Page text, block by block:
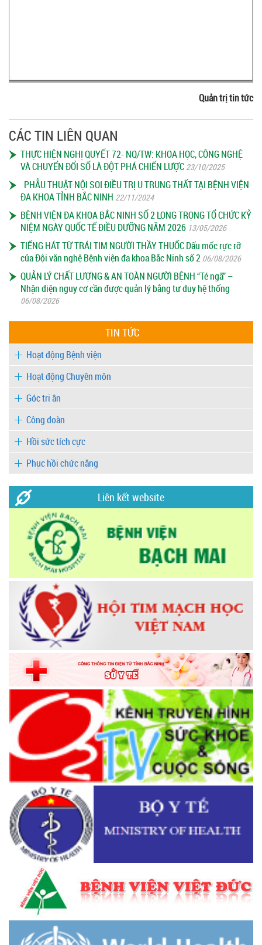
Quản trị tin tức
CÁC TIN LIÊN QUAN
THỰC HIỆN NGHỊ QUYẾT 72- NQ/TW: KHOA HỌC, CÔNG NGHỆ
VÀ CHUYỂN ĐỔI SỐ LÀ ĐỘT PHÁ CHIẾN LƯỢC 23/10/2025
PHẪU THUẬT NỘI SOI ĐIỀU TRỊ U TRUNG THẤT TẠI BỆNH VIỆN
ĐA KHOA TỈNH BẮC NINH 22/11/2024
BỆNH VIỆN ĐA KHOA BẮC NINH SỐ 2 LONG TRỌNG TỔ CHỨC KỶ
NIỆM NGÀY QUỐC TẾ ĐIỀU DƯỠNG NĂM 2026 13/05/2026
TIẾNG HÁT TỪ TRÁI TIM NGƯỜI THẦY THUỐC Dấu mốc rực rỡ
của Đội văn nghệ Bệnh viện đa khoa Bắc Ninh số 2 06/08/2026
QUẢN LÝ CHẤT LƯỢNG & AN TOÀN NGƯỜI BỆNH “Té ngã” –
Nhận diện nguy cơ cần được quản lý bằng tư duy hệ thống
06/08/2026
TIN TỨC
Hoạt động Bệnh viện
Hoạt động Chuyên môn
Góc tri ân
Công đoàn
Hồi sức tích cực
Phục hồi chức năng
Liên kết website